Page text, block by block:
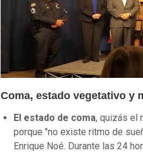
Coma, estado vegetativo y
El estado de coma, quizás el
porque "no existe ritmo de
Enrique Noé. Durante las 24